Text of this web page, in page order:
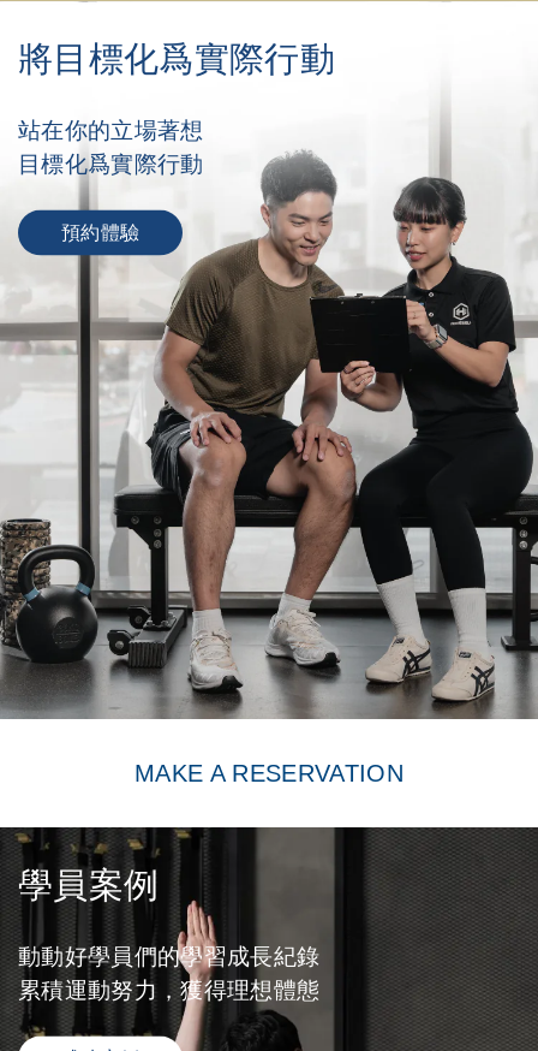
將目標化爲實際行動
站在你的立場著想
目標化爲實際行動
預約體驗
MAKE A RESERVATION
學員案例
動動好學員們的學習成長紀錄
累積運動努力，獲得理想體態